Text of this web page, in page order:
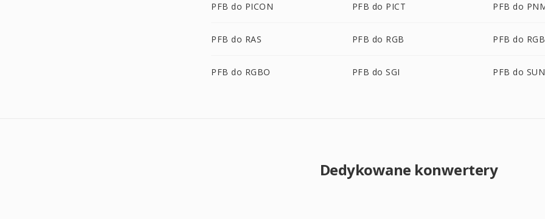
PFB do PICON PFB do PICT PFB do
PFB do RAS PFB do RGB PFB do
PFB do RGBO PFB do SGI PFB do SUN
Dedykowane konwertery